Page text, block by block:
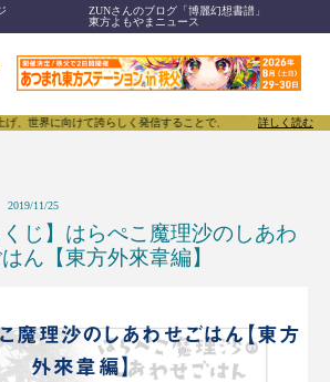
ZUNさんのブログ「博麗幻想書譜」
東方よもやまニュース
発信することで、東方Projectのみならず「同人文化」そのも
詳しく読む
2019/11/25
くじ】はらぺこ魔理沙のしあわ
ん【東方外來韋編】
こ魔理沙のしあわせごはん【東方
外來韋編】